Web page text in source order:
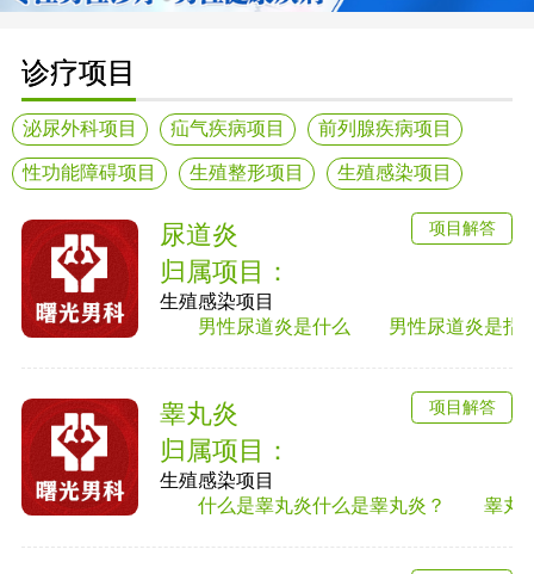
诊疗项目
泌尿外科项目 疝气疾病项目 前列腺疾病项目
性功能障碍项目 生殖整形项目 生殖感染项目
尿道炎
归属项目：
生殖感染项目
男性尿道炎是什么 男性尿道炎是指尿
项目解答
睾丸炎
归属项目：
生殖感染项目
什么是睾丸炎什么是睾丸炎？ 睾丸炎
项目解答